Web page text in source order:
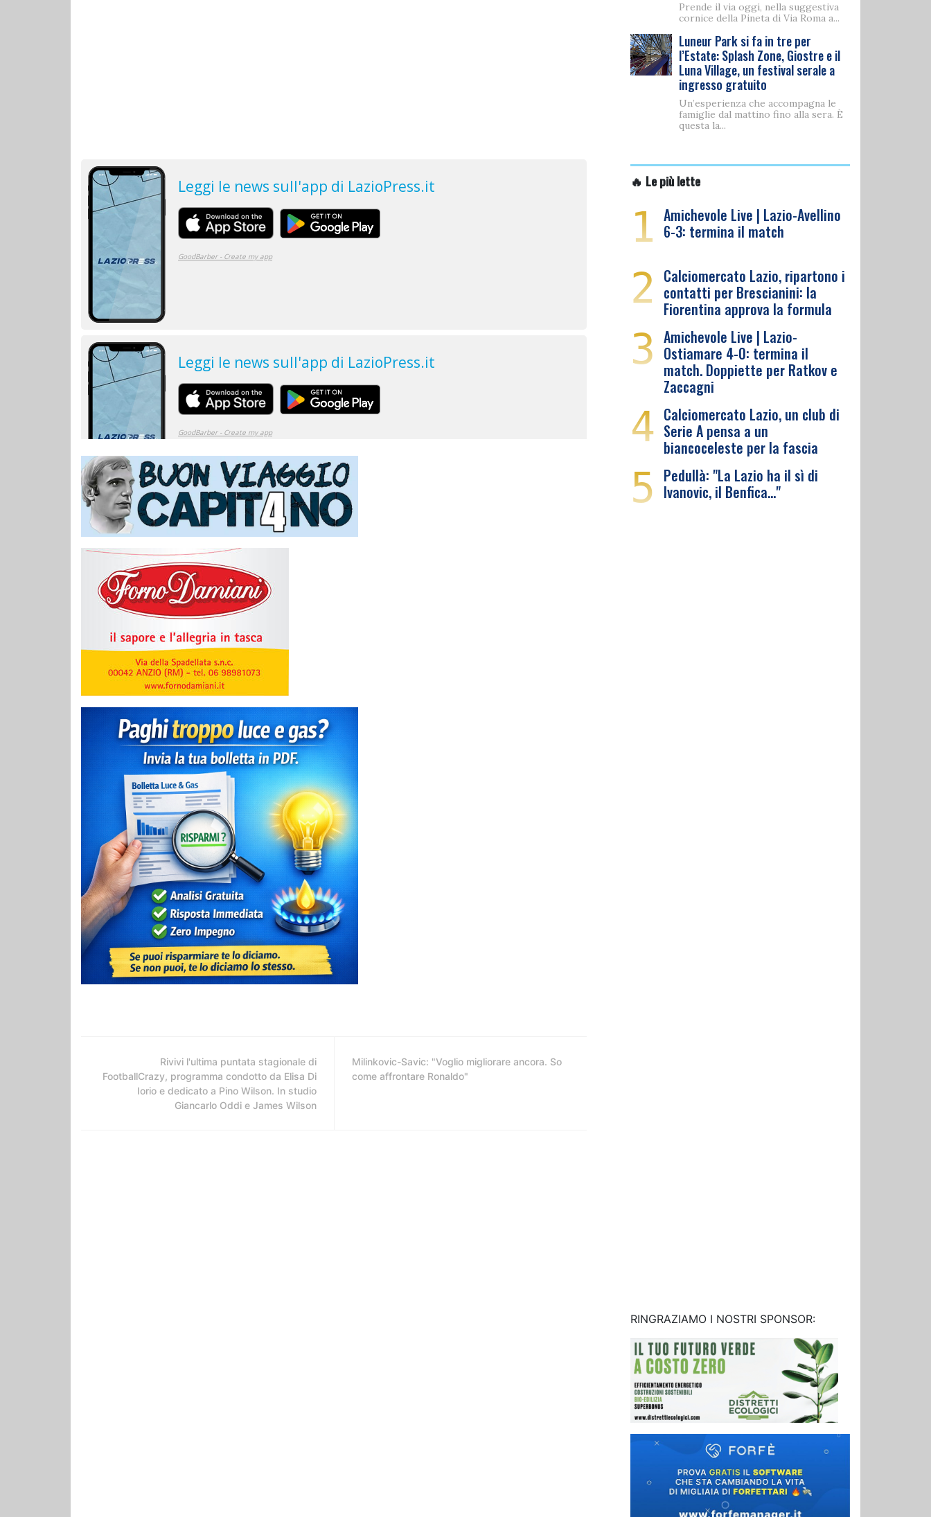
Rivivi l'ultima puntata stagionale di
FootballCrazy, programma condotto da Elisa Di
Iorio e dedicato a Pino Wilson. In studio
Giancarlo Oddi e James Wilson
Milinkovic-Savic: "Voglio migliorare ancora. So
come affrontare Ronaldo"
Prende il via oggi, nella suggestiva
cornice della Pineta di Via Roma a...
Luneur Park si fa in tre per
l’Estate: Splash Zone, Giostre e il
Luna Village, un festival serale a
ingresso gratuito
Un’esperienza che accompagna le
famiglie dal mattino fino alla sera. È
questa la...
🔥 Le più lette
1 Amichevole Live | Lazio-Avellino
6-3: termina il match
2 Calciomercato Lazio, ripartono i
contatti per Brescianini: la
Fiorentina approva la formula
3 Amichevole Live | Lazio-
Ostiamare 4-0: termina il
match. Doppiette per Ratkov e
Zaccagni
4 Calciomercato Lazio, un club di
Serie A pensa a un
biancoceleste per la fascia
5 Pedullà: "La Lazio ha il sì di
Ivanovic, il Benfica…"
RINGRAZIAMO I NOSTRI SPONSOR: